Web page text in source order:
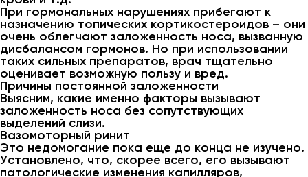
При гормональных нарушениях прибегают к
назначению топических кортикостероидов – они
очень облегчают заложенность носа, вызванную
дисбалансом гормонов. Но при использовании
таких сильных препаратов, врач тщательно
оценивает возможную пользу и вред.
Причины постоянной заложенности
Выясним, какие именно факторы вызывают
заложенность носа без сопутствующих
выделений слизи.
Вазомоторный ринит
Это недомогание пока еще до конца не изучено.
Установлено, что, скорее всего, его вызывают
патологические изменения капилляров,